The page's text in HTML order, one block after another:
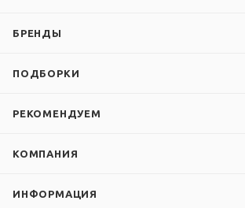
БРЕНДЫ
ПОДБОРКИ
РЕКОМЕНДУЕМ
КОМПАНИЯ
ИНФОРМАЦИЯ